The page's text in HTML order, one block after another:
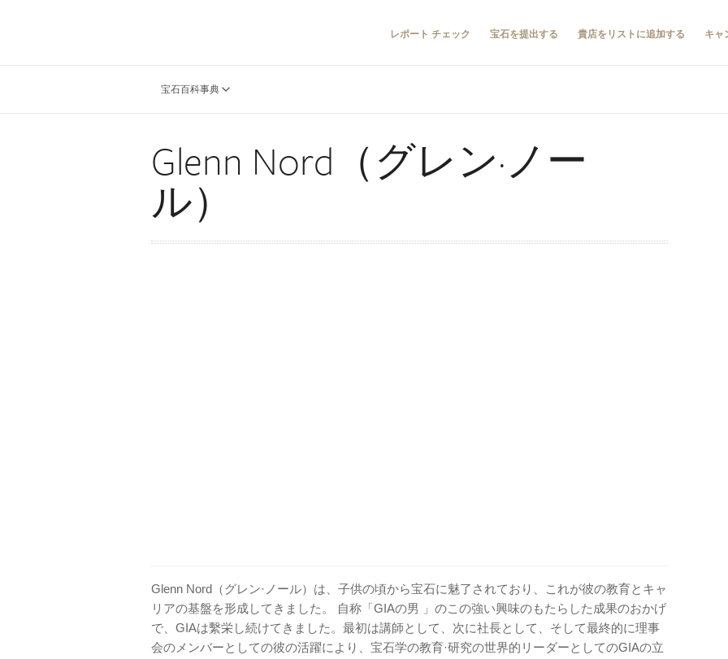
レポート チェック 宝石を提出する 貴店をリストに追加する キャ
宝石百科事典
Glenn Nord（グレン·ノー
ル）
Glenn Nord（グレン·ノール）は、子供の頃から宝石に魅了されており、これが彼の教育とキャ
リアの基盤を形成してきました。 自称「GIAの男 」のこの強い興味のもたらした成果のおかげ
で、GIAは繫栄し続けてきました。最初は講師として、次に社長として、そして最終的に理事
会のメンバーとしての彼の活躍により、宝石学の教育·研究の世界的リーダーとしてのGIAの立